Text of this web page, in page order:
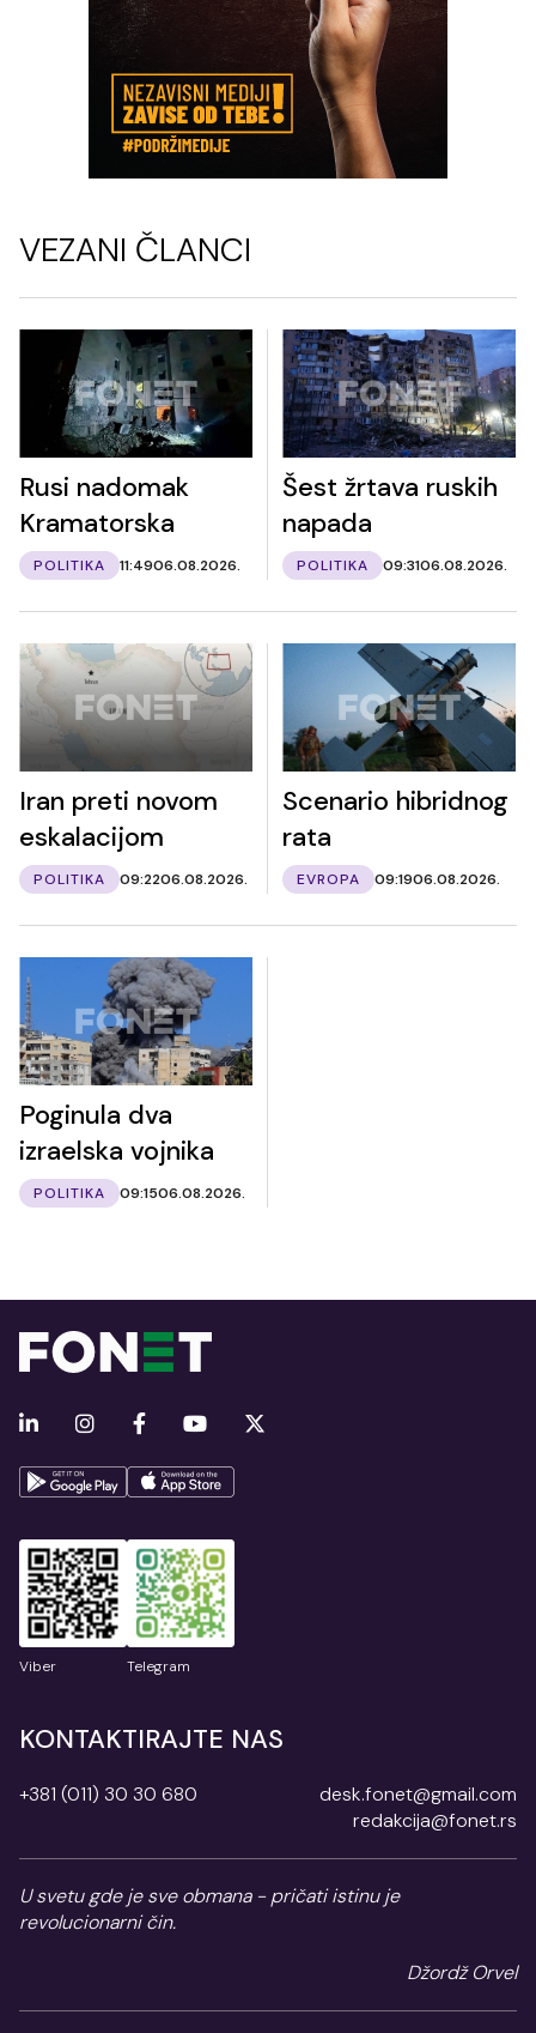
VEZANI ČLANCI
Rusi nadomak
Kramatorska
POLITIKA 11:4906.08.2026.
Šest žrtava ruskih
napada
POLITIKA 09:3106.08.2026.
Iran preti novom
eskalacijom
POLITIKA 09:2206.08.2026.
Scenario hibridnog
rata
EVROPA 09:1906.08.2026.
Poginula dva
izraelska vojnika
POLITIKA 09:1506.08.2026.
Viber Telegram
KONTAKTIRAJTE NAS
+381 (011) 30 30 680
desk.fonet@gmail.com
redakcija@fonet.rs
U svetu gde je sve obmana - pričati istinu je
revolucionarni čin.
Džordž Orvel